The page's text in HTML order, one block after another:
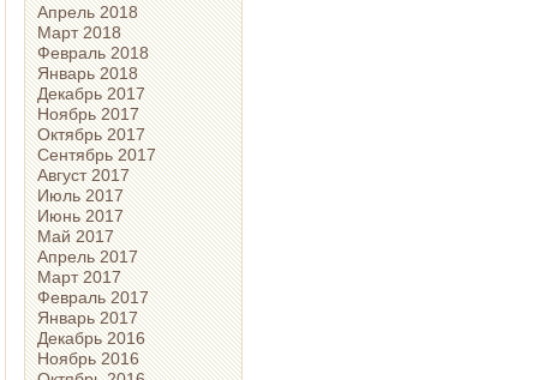
Апрель 2018
Март 2018
Февраль 2018
Январь 2018
Декабрь 2017
Ноябрь 2017
Октябрь 2017
Сентябрь 2017
Август 2017
Июль 2017
Июнь 2017
Май 2017
Апрель 2017
Март 2017
Февраль 2017
Январь 2017
Декабрь 2016
Ноябрь 2016